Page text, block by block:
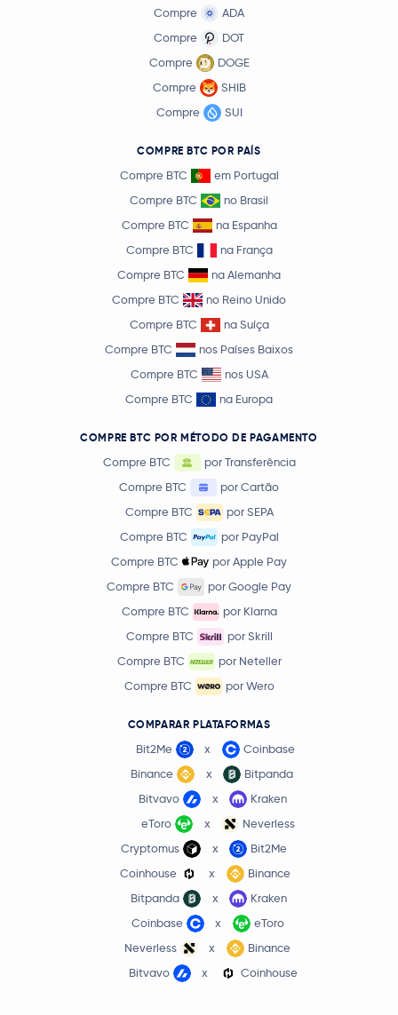
Compre
ADA
Compre
DOT
Compre
DOGE
Compre
SHIB
Compre
SUI
COMPRE BTC POR PAÍS
Compre BTC
em Portugal
Compre BTC
no Brasil
Compre BTC
na Espanha
Compre BTC
na França
Compre BTC
na Alemanha
Compre BTC
no Reino Unido
Compre BTC
na Suíça
Compre BTC
nos Países Baixos
Compre BTC
nos USA
Compre BTC
na Europa
COMPRE BTC POR MÉTODO DE PAGAMENTO
Compre BTC
por Transferência
Compre BTC
por Cartão
Compre BTC
por SEPA
Compre BTC
por PayPal
Compre BTC
por Apple Pay
Compre BTC
por Google Pay
Compre BTC
por Klarna
Compre BTC
por Skrill
Compre BTC
por Neteller
Compre BTC
por Wero
COMPARAR PLATAFORMAS
Bit2Me x
Coinbase
Binance
x
Bitpanda
Bitvavo
x
Kraken
eToro
x
Neverless
Cryptomus
x
Bit2Me
Coinhouse
x
Binance
Bitpanda
x
Kraken
Coinbase
x
eToro
Neverless
x
Binance
Bitvavo
x Coinhouse